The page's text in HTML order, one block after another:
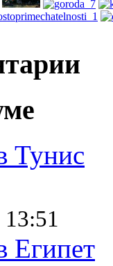
Тунис
Египет